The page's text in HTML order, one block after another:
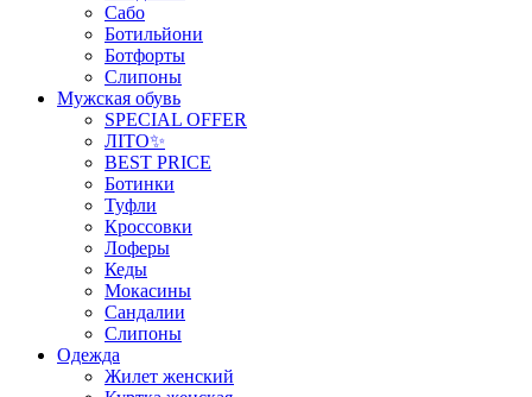
Сабо
Ботильйони
Ботфорты
Слипоны
Мужская обувь
SPECIAL OFFER
ЛІТО✨
BEST PRICE
Ботинки
Туфли
Кроссовки
Лоферы
Кеды
Мокасины
Сандалии
Слипоны
Одежда
Жилет женский